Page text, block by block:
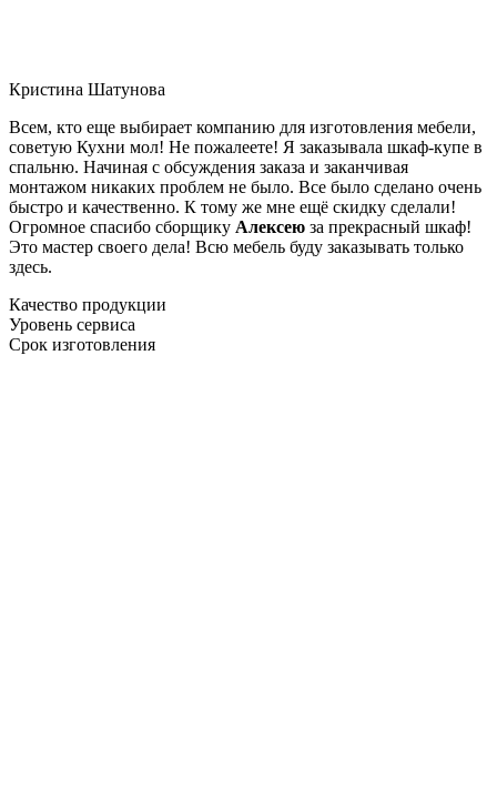
Кристина Шатунова
Всем, кто еще выбирает компанию для изготовления мебели,
советую Кухни мол! Не пожалеете! Я заказывала шкаф-купе в
спальню. Начиная с обсуждения заказа и заканчивая
монтажом никаких проблем не было. Все было сделано очень
быстро и качественно. К тому же мне ещё скидку сделали!
Огромное спасибо сборщику Алексею за прекрасный шкаф!
Это мастер своего дела! Всю мебель буду заказывать только
здесь.
Качество продукции
Уровень сервиса
Срок изготовления